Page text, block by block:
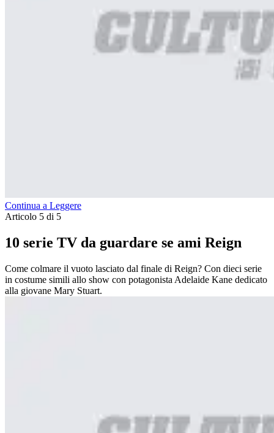
Continua a Leggere
Articolo 5 di 5
10 serie TV da guardare se ami Reign
Come colmare il vuoto lasciato dal finale di Reign? Con dieci serie
in costume simili allo show con potagonista Adelaide Kane dedicato
alla giovane Mary Stuart.